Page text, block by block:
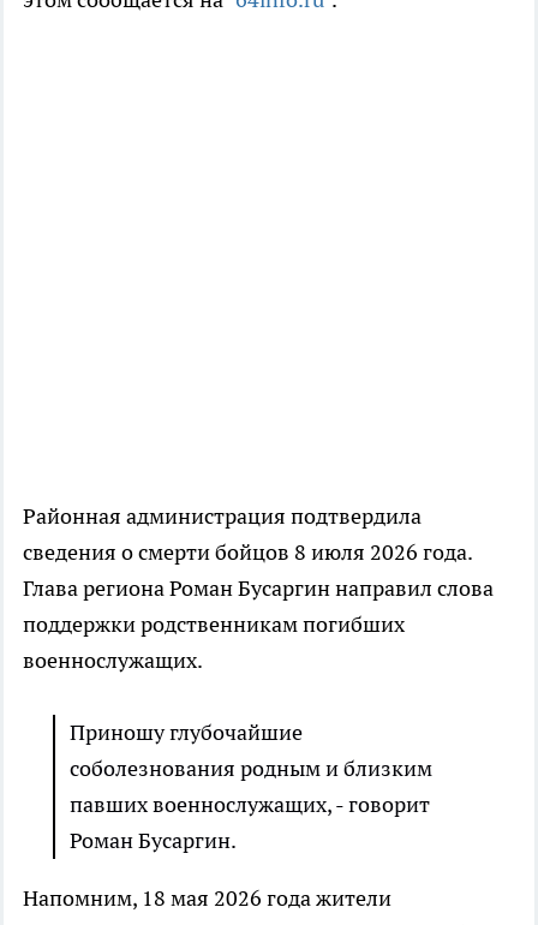
Районная администрация подтвердила
сведения о смерти бойцов 8 июля 2026 года.
Глава региона Роман Бусаргин направил слова
поддержки родственникам погибших
военнослужащих.
Приношу глубочайшие
соболезнования родным и близким
павших военнослужащих, - говорит
Роман Бусаргин.
Напомним, 18 мая 2026 года жители